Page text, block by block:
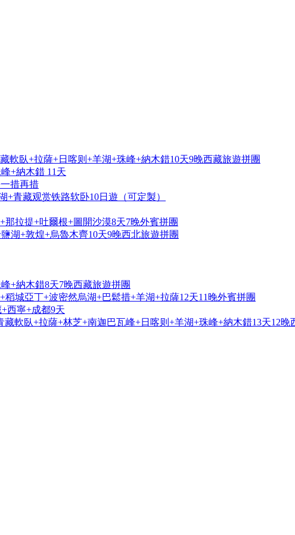
軟臥+拉薩+日喀则+羊湖+珠峰+納木錯10天9晚西藏旅遊拼團
+納木錯 11天
措再措
青藏观赏铁路软卧10日遊（可定製）
拉提+吐爾根+圖開沙漠8天7晚外賓拼團
湖+敦煌+烏魯木齊10天9晚西北旅遊拼團
+納木錯8天7晚西藏旅遊拼團
城亞丁+波密然烏湖+巴鬆措+羊湖+拉薩12天11晚外賓拼團
西寧+成都9天
軟臥+拉薩+林芝+南迦巴瓦峰+日喀则+羊湖+珠峰+納木錯13天12晚